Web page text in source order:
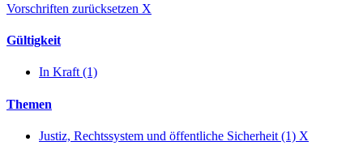
Vorschriften zurücksetzen X
Gültigkeit
In Kraft (1)
Themen
Justiz, Rechtssystem und öffentliche Sicherheit (1) X